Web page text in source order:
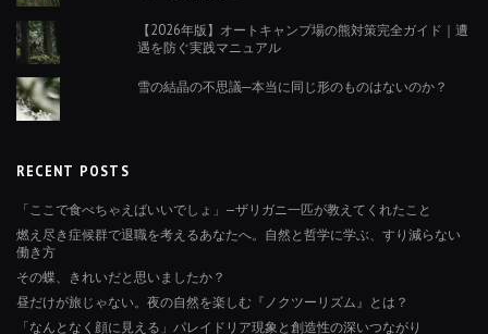
【2026年版】オートキャンプ場の熊対策完全ガイド｜遭
遇を防ぐ実践マニュアル
雪の結晶の不思議─本当に同じ形のものはないのか？
RECENT POSTS
「ここで食べちゃえばいいでしょ」—ザリガニ一匹が教えてくれたこと
燃え尽き症候群で退職を考えるあなたへ。自然と哲学に学ぶ、すり減らない
働き方
その蝶、きれいだと思いましたか？
昼だけが旅じゃない。夜の自然を楽しむ『ノクツーリズム』とは？
「なんとなく顔に見える」パレイドリア現象と創造性の深いつながり